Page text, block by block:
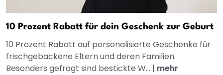
10 Prozent Rabatt für dein Geschenk zur Geburt
10 Prozent Rabatt auf personalisierte Geschenke für
frischgebackene Eltern und deren Familien.
Besonders gefragt sind bestickte W... | mehr